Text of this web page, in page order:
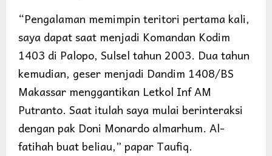
“Pengalaman memimpin teritori pertama kali,
saya dapat saat menjadi Komandan Kodim
1403 di Palopo, Sulsel tahun 2003. Dua tahun
kemudian, geser menjadi Dandim 1408/BS
Makassar menggantikan Letkol Inf AM
Putranto. Saat itulah saya mulai berinteraksi
dengan pak Doni Monardo almarhum. Al-
fatihah buat beliau,” papar Taufiq.